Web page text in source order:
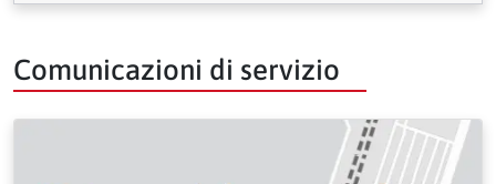
Comunicazioni di servizio